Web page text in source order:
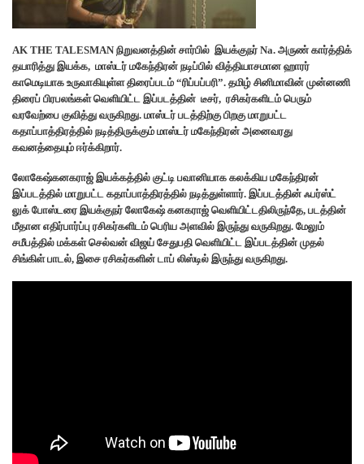
AK THE TALESMAN நிறுவனத்தின் சார்பில் இயக்குநர் Na. அருண் கார்த்திக்
தயாரித்து இயக்க, மாஸ்டர் மகேந்திரன் நடிப்பில் வித்தியாசமான ஹாரர்
காமெடியாக உருவாகியுள்ள திரைப்படம் “ரிப்பப்பரி”. தமிழ் சினிமாவின் முன்னணி
திரைப் பிரபலங்கள் வெளியிட்ட இப்படத்தின் டீசர், ரசிகர்களிடம் பெரும்
வரவேற்பை குவித்து வருகிறது. மாஸ்டர் படத்திற்கு பிறகு மாறுபட்ட
கதாப்பாத்திரத்தில் நடித்திருக்கும் மாஸ்டர் மகேந்திரன் அனைவரது
கவனத்தையும் ஈர்க்கிறார்.
லோகேஷ்கனகராஜ் இயக்கத்தில் குட்டி பவானியாக கலக்கிய மகேந்திரன்
இப்படத்தில் மாறுபட்ட கதாப்பாத்திரத்தில் நடித்துள்ளார். இப்படத்தின் ஃபர்ஸ்ட்
லுக் போஸ்டரை இயக்குநர் லோகேஷ் கனகராஜ் வெளியிட்டதிலிருந்தே, படத்தின்
மீதான எதிர்பார்ப்பு ரசிகர்களிடம் பெரிய அளவில் இருந்து வருகிறது. மேலும்
சமீபத்தில் மக்கள் செல்வன் விஜய் சேதுபதி வெளியிட்ட இப்படத்தின் முதல்
சிங்கிள் பாடல், இசை ரசிகர்களின் டாப் லிஸ்டில் இருந்து வருகிறது.